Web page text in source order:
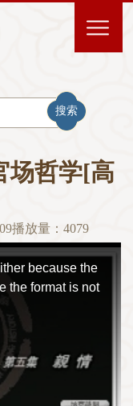
搜索
场哲学[高
播放量： 4079
because the
the format is not